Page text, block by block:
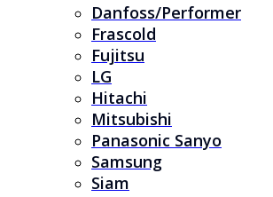
Danfoss/Performer
Frascold
Fujitsu
LG
Hitachi
Mitsubishi
Panasonic Sanyo
Samsung
Siam